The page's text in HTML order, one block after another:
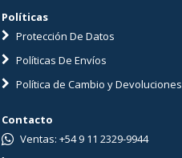
Políticas
Protección De Datos
Políticas De Envíos
Política de Cambio y Devoluciones
Contacto
Ventas: +54 9 11 2329-9944